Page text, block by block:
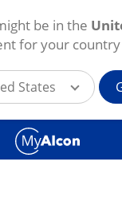
be in the
for your
States